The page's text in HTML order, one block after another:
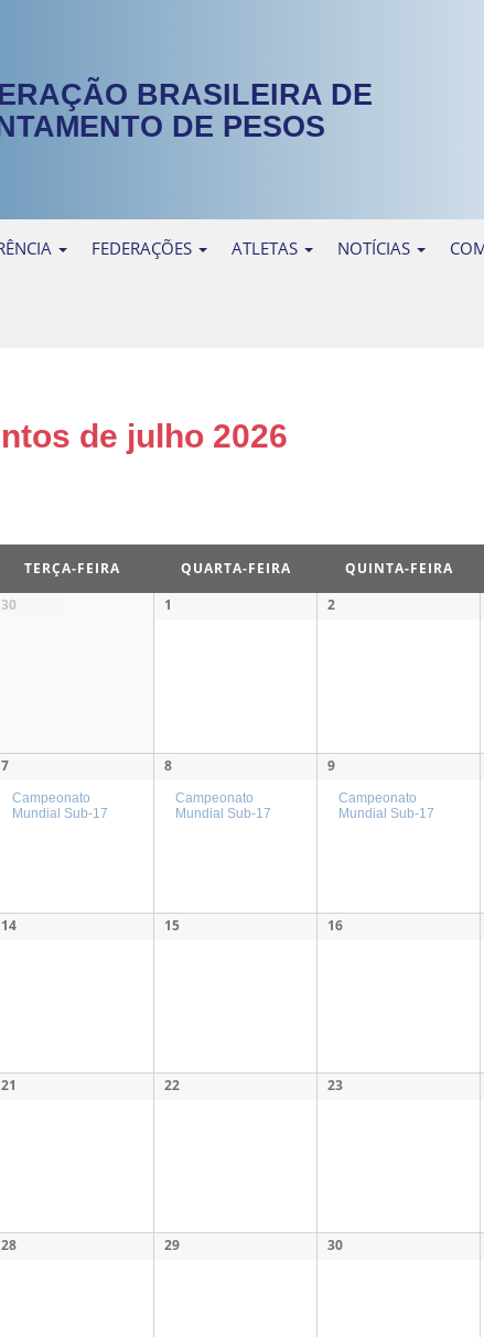
BRASILEIRA DE
DE PESOS
FEDERAÇÕES ATLETAS NOTÍCIAS
de julho 2026
TERÇA-FEIRA QUARTA-FEIRA QUINTA-FEIRA
30 1 2
7
Campeonato
Mundial Sub-17
8
Campeonato
Mundial Sub-17
9
Campeonato
Mundial Sub-17
14 15 16
21 22 23
28 29 30